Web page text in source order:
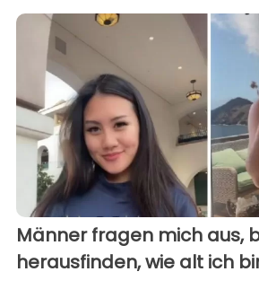
Männer fragen mich aus,
herausfinden, wie alt ich